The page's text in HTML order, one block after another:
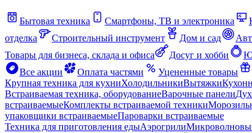
Бытовая техника Смартфоны, ТВ и электроника
отделка
Строительный инструмент Дом и сад
Товары для бизнеса, склада и офиса
Досуг и хобби
Все акции
Оплата частями Уцененные товары
Крупная техника для кухниХолодильникиВытяжки
Встраиваемая техника, оборудованиеВарочные панели
встраиваемыеКомплекты встраиваемой техники
упаковщики встраиваемыеПароварки встраиваемые
Техника для приготовления едыАэрогрили